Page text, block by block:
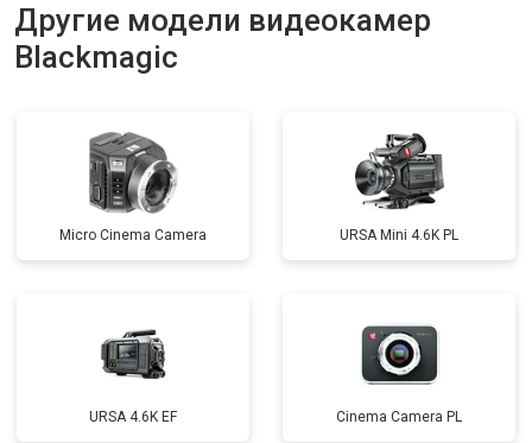
Другие модели видеокамер
Blackmagic
Micro Cinema Camera URSA Mini 4.6K PL
URSA 4.6K EF Cinema Camera PL